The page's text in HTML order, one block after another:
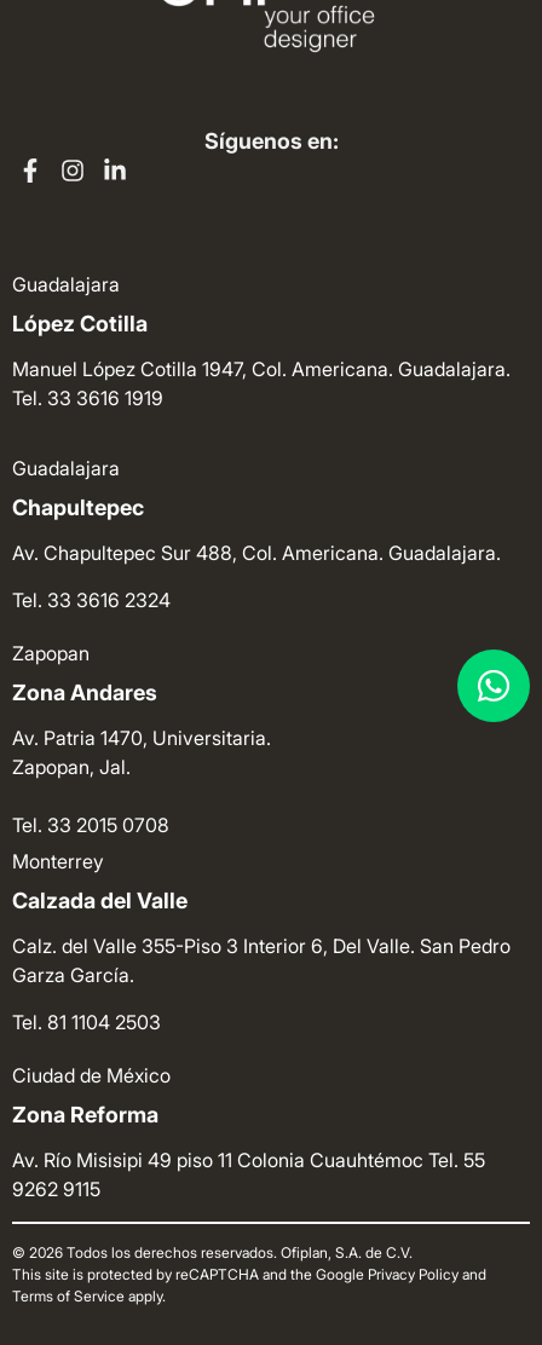
Síguenos en:
Guadalajara
López Cotilla
Manuel López Cotilla 1947, Col. Americana. Guadalajara.
Tel. 33 3616 1919
Guadalajara
Chapultepec
Av. Chapultepec Sur 488, Col. Americana. Guadalajara.
Tel. 33 3616 2324
Zapopan
Zona Andares
Av. Patria 1470, Universitaria.
Zapopan, Jal.
Tel. 33 2015 0708
Monterrey
Calzada del Valle
Calz. del Valle 355-Piso 3 Interior 6, Del Valle. San Pedro
Garza García.
Tel. 81 1104 2503
Ciudad de México
Zona Reforma
Av. Río Misisipi 49 piso 11 Colonia Cuauhtémoc Tel. 55
9262 9115
© 2026 Todos los derechos reservados. Ofiplan, S.A. de C.V.
This site is protected by reCAPTCHA and the Google Privacy Policy and
Terms of Service apply.